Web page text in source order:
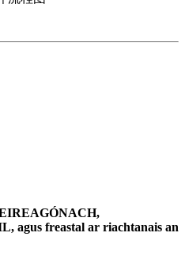
agus freastal ar riachtanais an